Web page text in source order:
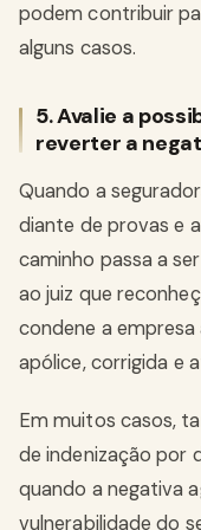
podem contribuir
alguns casos.
5. Avalie a
reverter a
Quando a
diante de provas e
caminho passa a
ao juiz que
condene a
apólice, corrigida e
Em muitos casos,
de indenização por
quando a negativa
vulnerabilidade do